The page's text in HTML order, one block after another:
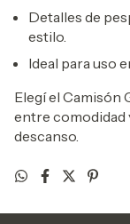
Detalles de
estilo.
Ideal para uso
Elegí el Camisón
entre comodidad
descanso.